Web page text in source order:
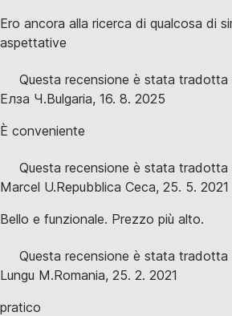
Ero ancora alla ricerca di qualcosa di
aspettative
Questa recensione è stata tradotta
Елза Ч.Bulgaria, 16. 8. 2025
È conveniente
Questa recensione è stata tradotta
Marcel U.Repubblica Ceca, 25. 5. 2021
Bello e funzionale. Prezzo più alto.
Questa recensione è stata tradotta
Lungu M.Romania, 25. 2. 2021
pratico